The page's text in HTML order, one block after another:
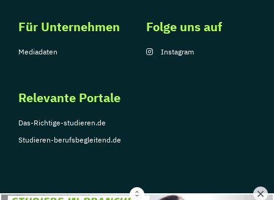
Für Unternehmen
Mediadaten
Relevante Portale
Das-Richtige-studieren.de
Studieren-berufsbegleitend.de
Folge uns auf
Instagram